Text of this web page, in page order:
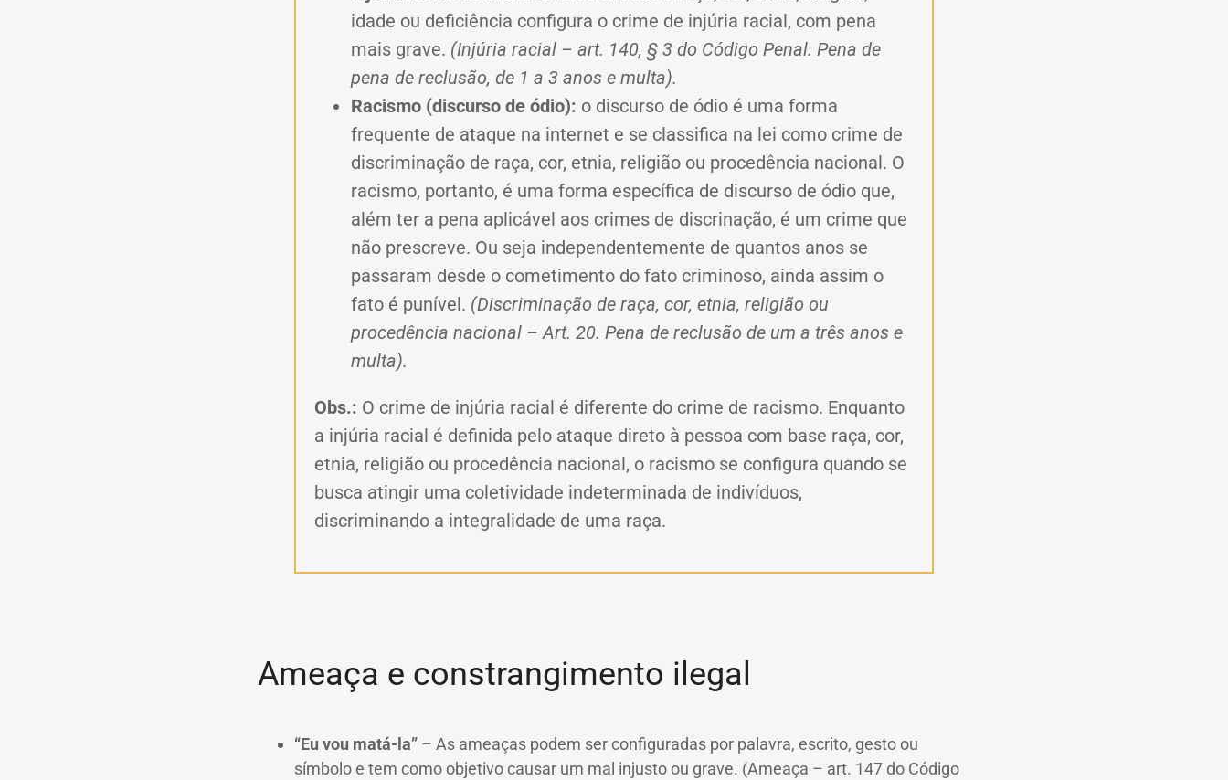
idade ou deficiência configura o crime de injúria racial, com pena
mais grave. (Injúria racial – art. 140, § 3 do Código Penal. Pena de
pena de reclusão, de 1 a 3 anos e multa).
Racismo (discurso de ódio): o discurso de ódio é uma forma
frequente de ataque na internet e se classifica na lei como crime de
discriminação de raça, cor, etnia, religião ou procedência nacional. O
racismo, portanto, é uma forma específica de discurso de ódio que,
além ter a pena aplicável aos crimes de discrinação, é um crime que
não prescreve. Ou seja independentemente de quantos anos se
passaram desde o cometimento do fato criminoso, ainda assim o
fato é punível. (Discriminação de raça, cor, etnia, religião ou
procedência nacional – Art. 20. Pena de reclusão de um a três anos e
multa).
Obs.: O crime de injúria racial é diferente do crime de racismo. Enquanto
a injúria racial é definida pelo ataque direto à pessoa com base raça, cor,
etnia, religião ou procedência nacional, o racismo se configura quando se
busca atingir uma coletividade indeterminada de indivíduos,
discriminando a integralidade de uma raça.
Ameaça e constrangimento ilegal
“Eu vou matá-la” – As ameaças podem ser configuradas por palavra, escrito, gesto ou
símbolo e tem como objetivo causar um mal injusto ou grave. (Ameaça – art. 147 do Código